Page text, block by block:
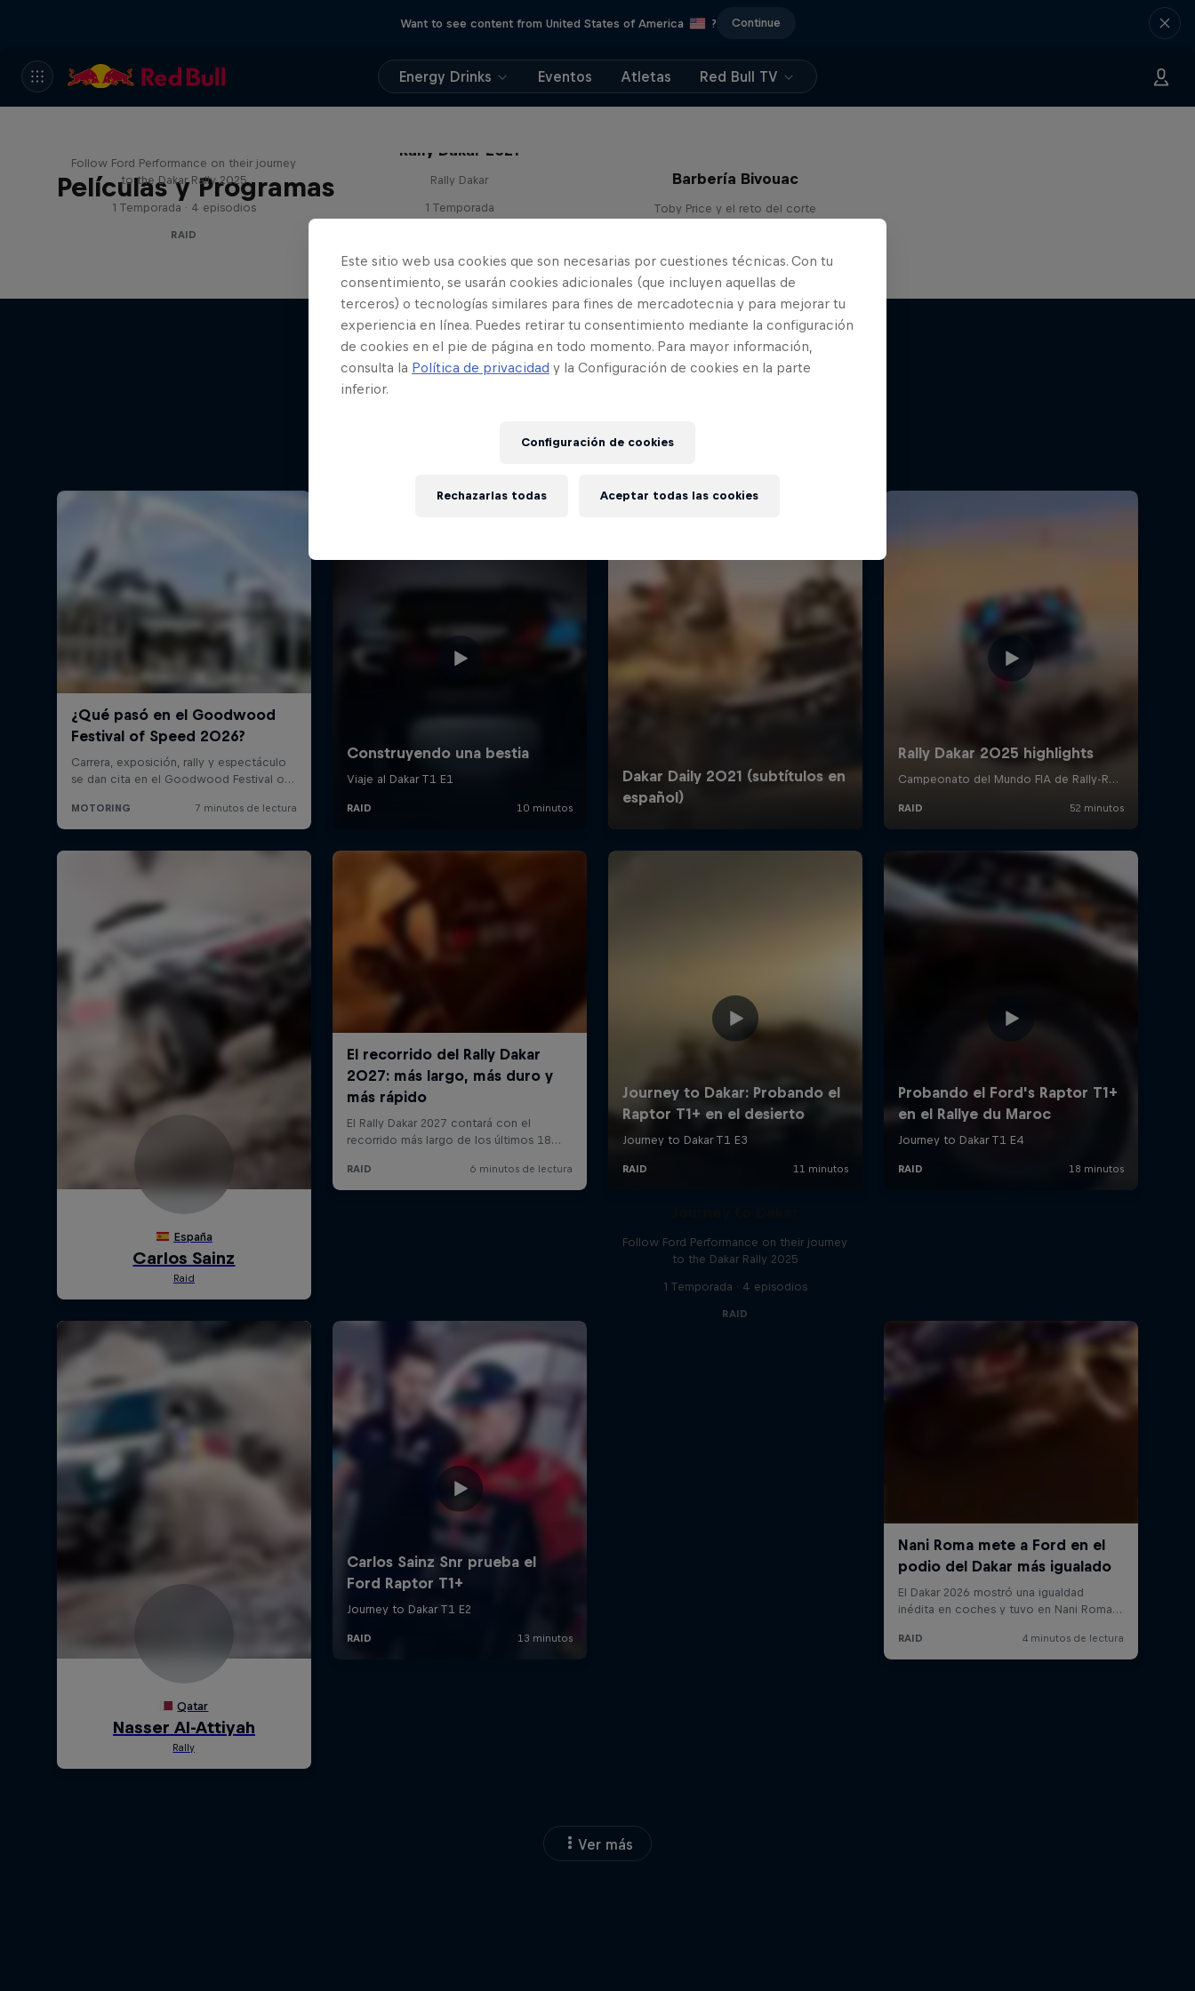
Want to see content from United States of America ? Continue
Energy Drinks Eventos Atletas Red Bull TV
Películas y Programas
Follow Ford Performance on their journey
to the Dakar Rally 2025
1 Temporada · 4 episodios
RAID
Rally Dakar 2021
Rally Dakar
1 Temporada
Barbería Bivouac
Toby Price y el reto del corte
Follow Ford Performance on their journey
to the Dakar Rally 2025
1 Temporada · 4 episodios
RAID
Ver más
Este sitio web usa cookies que son necesarias por cuestiones técnicas. Con tu
consentimiento, se usarán cookies adicionales (que incluyen aquellas de
terceros) o tecnologías similares para fines de mercadotecnia y para mejorar tu
experiencia en línea. Puedes retirar tu consentimiento mediante la configuración
de cookies en el pie de página en todo momento. Para mayor información,
consulta la Política de privacidad y la Configuración de cookies en la parte
inferior.
Configuración de cookies
Rechazarlas todas Aceptar todas las cookies